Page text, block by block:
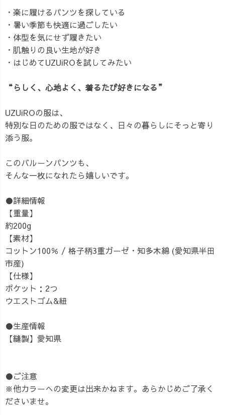
・楽に履けるパンツを探している
・暑い季節も快適に過ごしたい
・体型を気にせず履きたい
・肌触りの良い生地が好き
・はじめてUZUiROを試してみたい
“らしく、心地よく、着るたび好きになる”
UZUiROの服は、
特別な日のための服ではなく、日々の暮らしにそっと寄り
添う服。
このバルーンパンツも、
そんな一枚になれたら嬉しいです。
●詳細情報
【重量】
約200g
【素材】
コットン100％ / 格子柄3重ガーゼ・知多木綿 (愛知県半田
市産)
【仕様】
ポケット：2つ
ウエストゴム&紐
●生産情報
【縫製】愛知県
●ご注意
※他カラーへの変更は出来かねます。あらかじめご了承く
ださいませ。